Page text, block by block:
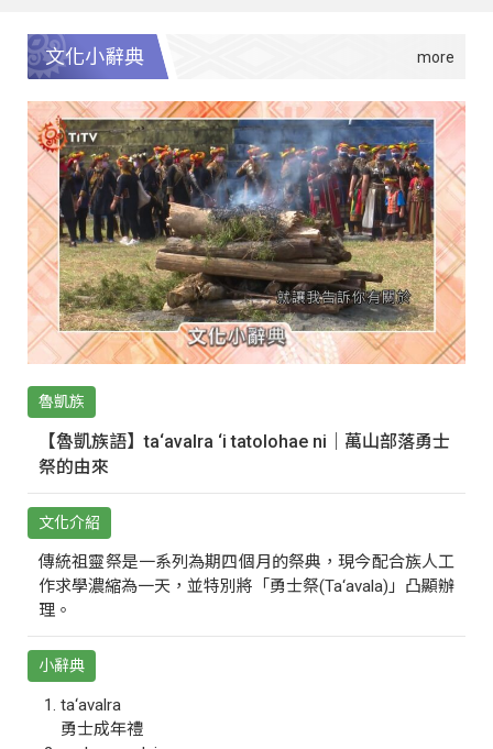
文化小辭典
魯凱族
【魯凱族語】ta‘avalra ‘i tatolohae ni｜萬山部落勇士
祭的由來
文化介紹
傳統祖靈祭是一系列為期四個月的祭典，現今配合族人工
作求學濃縮為一天，並特別將「勇士祭(Ta‘avala)」凸顯辦
理。
小辭典
ta‘avalra
勇士成年禮